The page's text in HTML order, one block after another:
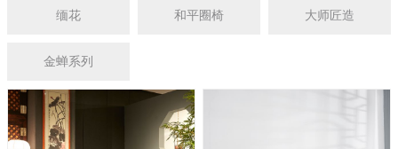
缅花 和平圈椅 大师匠造
金蝉系列